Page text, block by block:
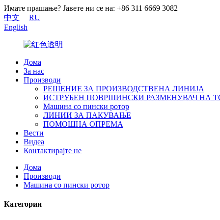
Имате прашање? Јавете ни се на: +86 311 6669 3082
中文
RU
English
Дома
За нас
Производи
РЕШЕНИЕ ЗА ПРОИЗВОДСТВЕНА ЛИНИЈА
ИСТРУБЕН ПОВРШИНСКИ РАЗМЕНУВАЧ НА
Машина со пински ротор
ЛИНИИ ЗА ПАКУВАЊЕ
ПОМОШНА ОПРЕМА
Вести
Видеа
Контактирајте не
Дома
Производи
Машина со пински ротор
Категории